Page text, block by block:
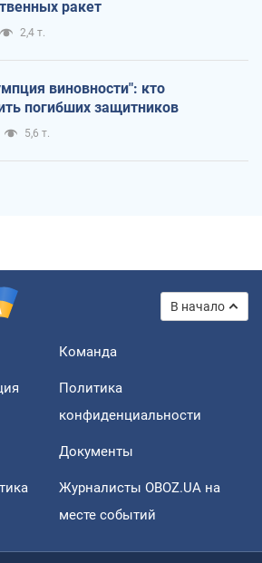
ракет
2,4 т.
виновности": кто
погибших защитников
5,6 т.
В начало
Команда
Политика
конфиденциальности
Документы
Журналисты OBOZ.UA на
месте событий